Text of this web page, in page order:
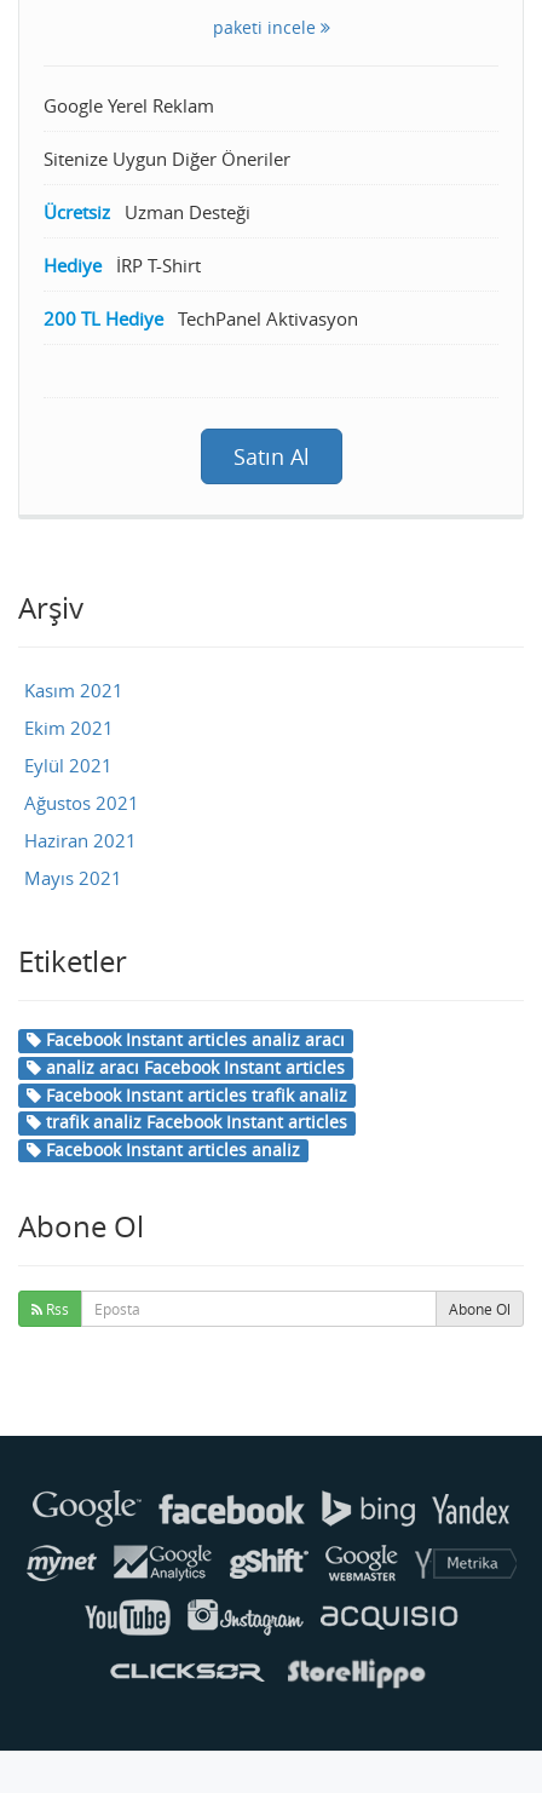
paketi incele
Google Yerel Reklam
Sitenize Uygun Diğer Öneriler
Ücretsiz Uzman Desteği
Hediye İRP T-Shirt
200 TL Hediye TechPanel Aktivasyon
Satın Al
Arşiv
Kasım 2021
Ekim 2021
Eylül 2021
Ağustos 2021
Haziran 2021
Mayıs 2021
Etiketler
Facebook Instant articles analiz aracı
analiz aracı Facebook Instant articles
Facebook Instant articles trafik analiz
trafik analiz Facebook Instant articles
Facebook Instant articles analiz
Abone Ol
Rss Abone Ol
Genellikle anında yanıt verir